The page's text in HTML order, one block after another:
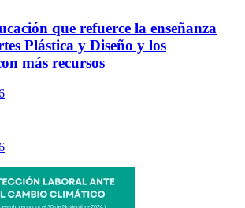
que refuerce la enseñanza
Plástica y Diseño y los
más recursos